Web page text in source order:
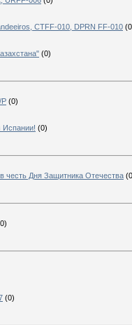
CTFF-010, DPRN FF-010
(0)
P (0)
Испании! (0)
честь Дня Защитника Отечества
(0)